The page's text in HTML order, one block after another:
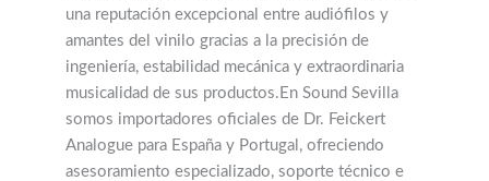
una reputación excepcional entre audiófilos y
amantes del vinilo gracias a la precisión de
ingeniería, estabilidad mecánica y extraordinaria
musicalidad de sus productos.En Sound Sevilla
somos importadores oficiales de Dr. Feickert
Analogue para España y Portugal, ofreciendo
asesoramiento especializado, soporte técnico e